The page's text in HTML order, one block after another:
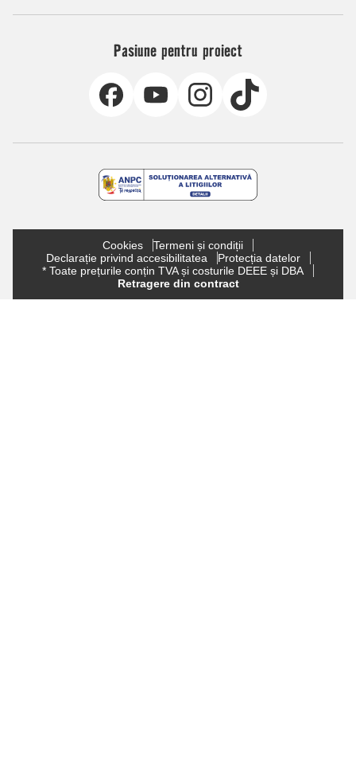
Pasiune pentru proiect
Cookies
Termeni și condiții
Declarație privind accesibilitatea
Protecția datelor
* Toate prețurile conțin TVA și costurile DEEE și DBA
Retragere din contract